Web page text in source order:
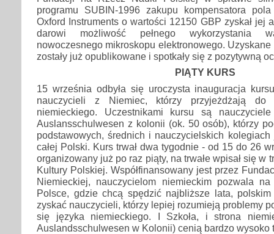
programu SUBIN-1996 zakupu kompensatora
Oxford Instruments o wartości 12150 GBP zyskał jej
darowi możliwość pełnego wykorzystania
nowoczesnego mikroskopu elektronowego.
zostały już opublikowane i spotkały się z pozytywną
PIĄTY KURS
15 września odbyła się uroczysta inauguracja
nauczycieli z Niemiec, którzy przyjeżdżają do
niemieckiego. Uczestnikami kursu są
Auslansschulwesen z kolonii (ok. 50 osób), którzy
podstawowych, średnich i nauczycielskich
całej Polski. Kurs trwał dwa tygodnie - od 15 do 26
organizowany już po raz piąty, na trwałe wpisał się w
Kultury Polskiej. Współfinansowany jest przez
Niemieckiej, nauczycielom niemieckim pozwala
Polsce, gdzie chcą spędzić najbliższe lata, polskim
zyskać nauczycieli, którzy lepiej rozumieją problemy
się języka niemieckiego. I Szkoła, i strona
Auslandsschulwesen w Kolonii) cenią bardzo wysoko